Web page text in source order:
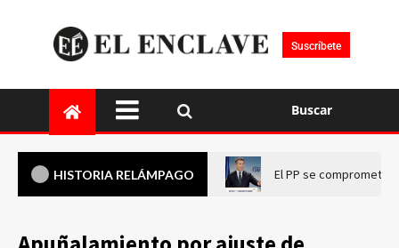
Suscríbete
Buscar
HISTORIA RELÁMPAGO El PP se compromete